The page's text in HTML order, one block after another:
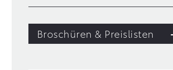
Broschüren & Preislisten